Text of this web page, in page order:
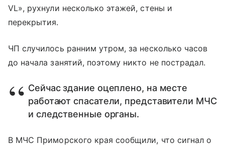
VL», рухнули несколько этажей, стены и
перекрытия.
ЧП случилось ранним утром, за несколько часов
до начала занятий, поэтому никто не пострадал.
Сейчас здание оцеплено, на месте
работают спасатели, представители МЧС
и следственные органы.
В МЧС Приморского края сообщили, что сигнал о